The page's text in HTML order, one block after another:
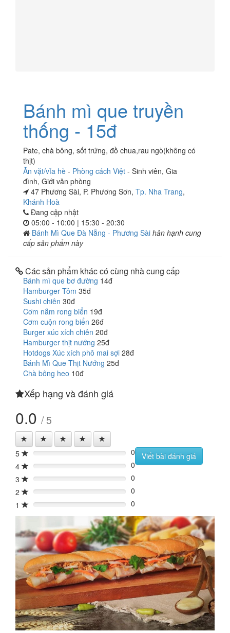
Bánh mì que truyền
thống - 15đ
Pate, chà bông, sốt trứng, đồ chua,rau ngò(không có
thịt)
Ăn vặt/vỉa hè - Phòng cách Việt - Sinh viên, Gia
đình, Giới văn phòng
47 Phương Sài, P. Phương Sơn, Tp. Nha Trang,
Khánh Hoà
Đang cập nhật
05:00 - 10:00 | 15:30 - 20:30
Bánh Mì Que Đà Nẵng - Phương Sài hân hạnh cung
cấp sản phẩm này
Các sản phẩm khác có cùng nhà cung cấp
Bánh mì que bơ đường 14đ
Hamburger Tôm 35đ
Sushi chiên 30đ
Cơm nắm rong biển 19đ
Cơm cuộn rong biển 26đ
Burger xúc xích chiên 20đ
Hamburger thịt nướng 25đ
Hotdogs Xúc xích phô mai sợi 28đ
Bánh Mì Que Thịt Nướng 25đ
Chà bông heo 10đ
Xếp hạng và đánh giá
0.0 / 5
5 0%
0
4
0%
0
3
0%
0
2
0%
0
1
0% 0
Viết bài đánh giá